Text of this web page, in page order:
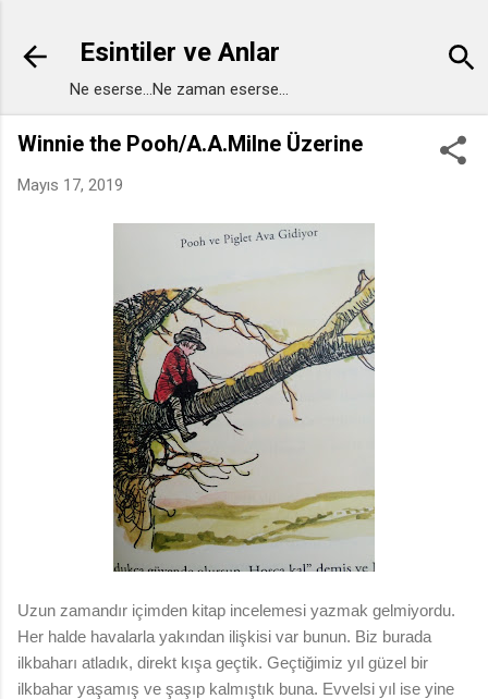
Esintiler ve Anlar
Ne eserse...Ne zaman eserse...
Winnie the Pooh/A.A.Milne Üzerine
Mayıs 17, 2019
Uzun zamandır içimden kitap incelemesi yazmak gelmiyordu.
Her halde havalarla yakından ilişkisi var bunun. Biz burada
ilkbaharı atladık, direkt kışa geçtik. Geçtiğimiz yıl güzel bir
ilkbahar yaşamış ve şaşıp kalmıştık buna. Evvelsi yıl ise yine